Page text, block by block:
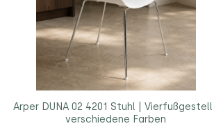
Arper DUNA 02 4201 Stuhl | Vierfußgestell |
verschiedene Farben